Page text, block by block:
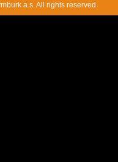
a.s. All rights reserved.